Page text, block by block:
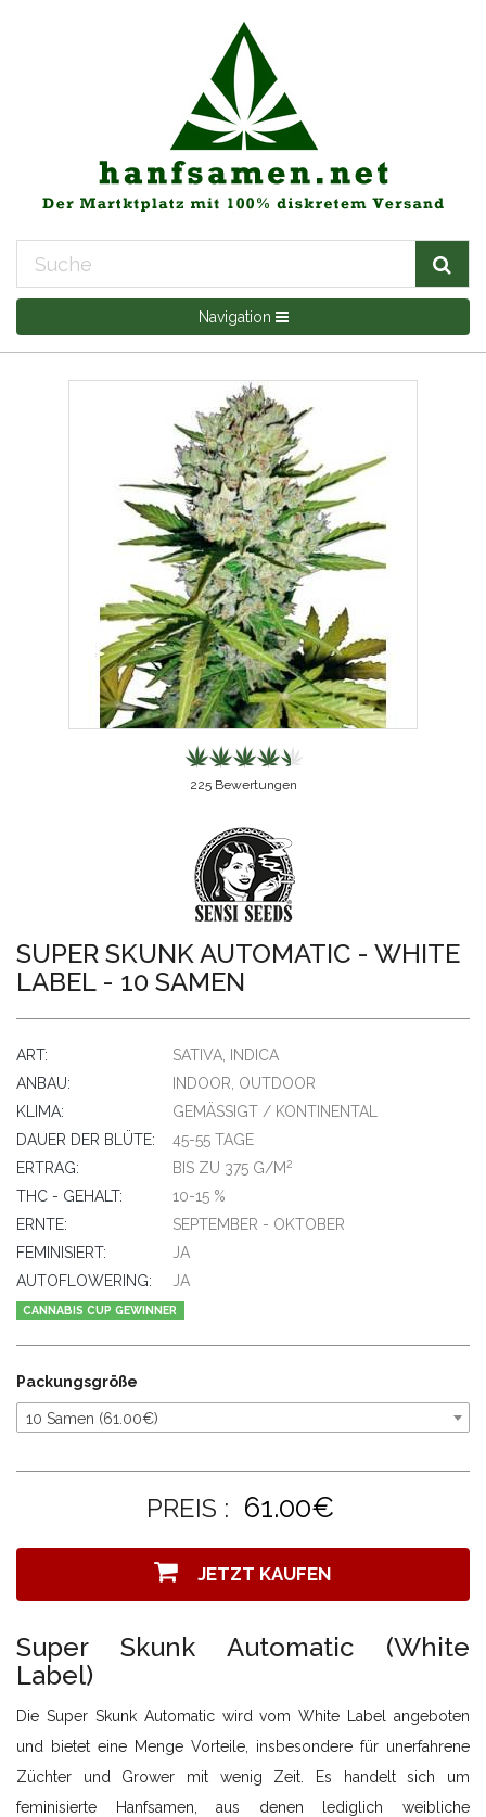
Navigation
225Bewertungen
SUPER SKUNK AUTOMATIC - WHITE
LABEL - 10 SAMEN
ART:
SATIVA, INDICA
ANBAU:
INDOOR, OUTDOOR
KLIMA:
GEMÄSSIGT / KONTINENTAL
DAUER DER BLÜTE:
45-55 TAGE
ERTRAG:
BIS ZU 375 G/M2
THC - GEHALT:
10-15 %
ERNTE:
SEPTEMBER - OKTOBER
FEMINISIERT:
JA
AUTOFLOWERING:
JA
CANNABIS CUP GEWINNER
Packungsgröße
10 Samen (61.00€)
PREIS : 61.00€
JETZT KAUFEN
Super Skunk Automatic (White
Label)
Die Super Skunk Automatic wird vom White Label angeboten
und bietet eine Menge Vorteile, insbesondere für unerfahrene
Züchter und Grower mit wenig Zeit. Es handelt sich um
feminisierte Hanfsamen, aus denen lediglich weibliche